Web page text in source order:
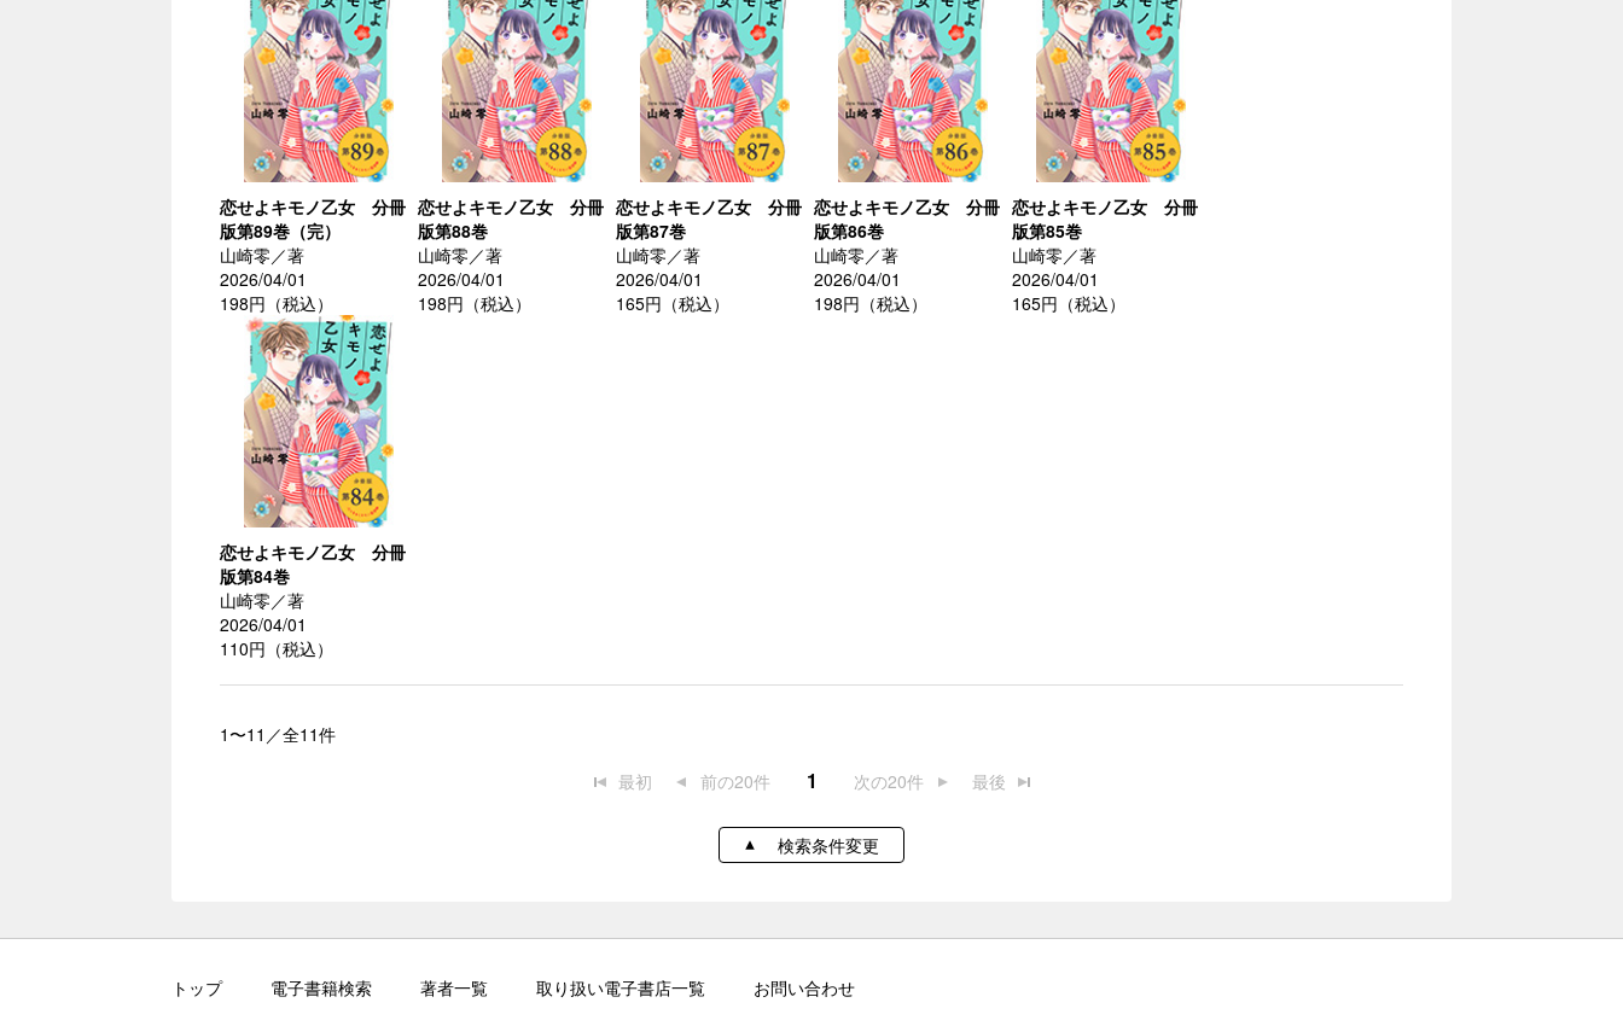
恋せよキモノ乙女 分冊
版第89巻（完）
山崎零／著
2026/04/01
198円（税込）
恋せよキモノ乙女 分冊
版第88巻
山崎零／著
2026/04/01
198円（税込）
恋せよキモノ乙女 分冊
版第87巻
山崎零／著
2026/04/01
165円（税込）
恋せよキモノ乙女 分冊
版第86巻
山崎零／著
2026/04/01
198円（税込）
恋せよキモノ乙女 分冊
版第85巻
山崎零／著
2026/04/01
165円（税込）
恋せよキモノ乙女 分冊
版第84巻
山崎零／著
2026/04/01
110円（税込）
1〜11／全11件
最初
前の20件 1 次の20件 最後
検索条件変更
トップ 電子書籍検索 著者一覧 取り扱い電子書店一覧 お問い合わせ